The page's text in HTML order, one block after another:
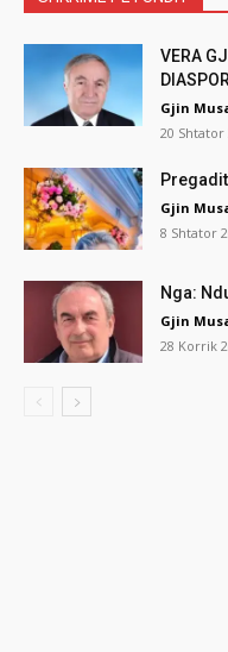
VERA
Gjin
20 Shtator
Gjin
8 Shtator
Nga:
Gjin
28 Korrik